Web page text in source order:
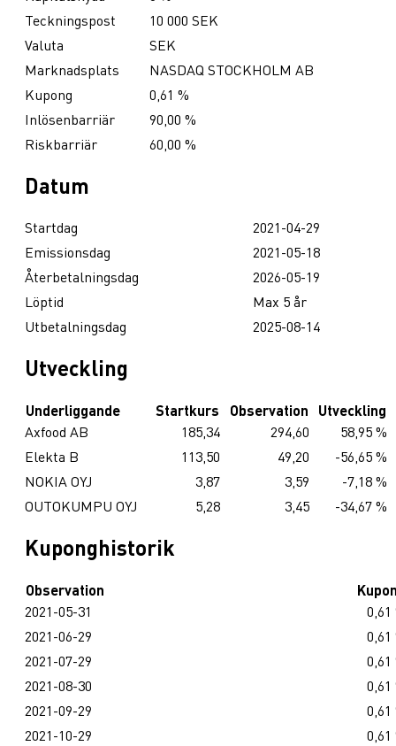
Teckningspost
10 000 SEK
Valuta
SEK
Marknadsplats
NASDAQ STOCKHOLM AB
Kupong
0,61 %
Inlösenbarriär
90,00 %
Riskbarriär
60,00 %
Datum
Startdag
2021-04-29
Emissionsdag
2021-05-18
Återbetalningsdag
2026-05-19
Löptid
Max 5 år
Utbetalningsdag
2025-08-14
Utveckling
Underliggande Startkurs Observation
Utveckling
Axfood AB
185,34 294,60
58,95 %
Elekta B
113,50 49,20
-56,65 %
NOKIA OYJ
3,87 3,59
-7,18 %
OUTOKUMPU OYJ
5,28 3,45 -34,67 %
Kuponghistorik
Observation
2021-05-31
0,61
2021-06-29
0,61
2021-07-29
0,61
2021-08-30
0,61
2021-09-29
0,61
2021-10-29
0,61